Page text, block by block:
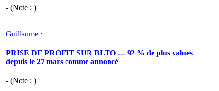
- (Note : )
Guillaume :
PRISE DE PROFIT SUR BLTO --- 92 % de plus values
depuis le 27 mars comme annoncé
- (Note : )